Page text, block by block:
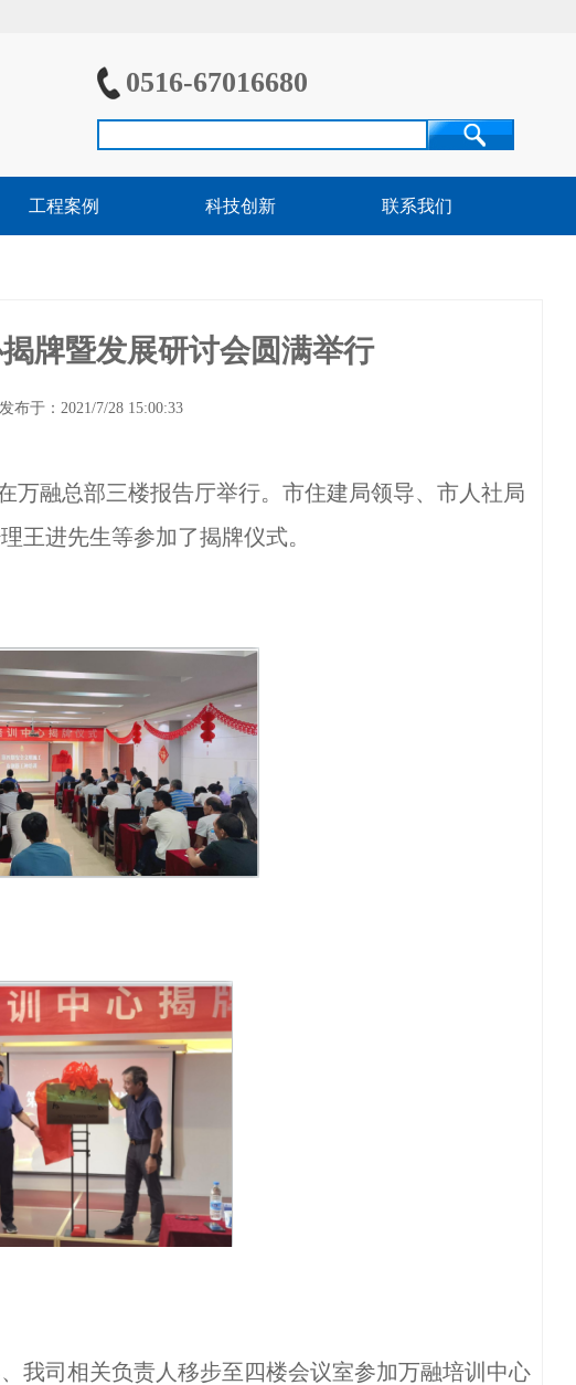
0516-67016680
工程案例 科技创新 联系我们
牌暨发展研讨会圆满举行
布于：2021/7/28 15:00:33
融总部三楼报告厅举行。市住建局领导、市人社局
王进先生等参加了揭牌仪式。
我司相关负责人移步至四楼会议室参加万融培训中心